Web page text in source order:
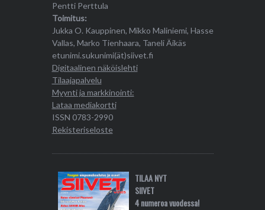
Pentti Perttula
Toimitus:
Jukka O. Kauppinen, Mikko Maliniemi, Hasse
Vallas, Marko Tienhaara, Taneli Äikäs
etunimi.sukunimi(ät)siivet.fi
Digitaalinen näköislehti
Tilaajapalvelu
Myynti ja markkinointi:
Lataa mediakortti
ISSN 0783-2990
Rekisteriseloste
TILAA NYT
SIIVET
4 numeroa vuodessa!